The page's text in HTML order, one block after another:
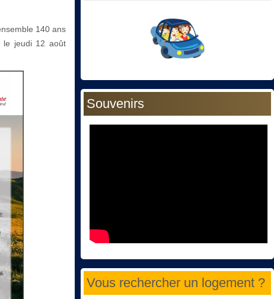
140 ans
le jeudi 12 août
Souvenirs
Vous rechercher un logement ?